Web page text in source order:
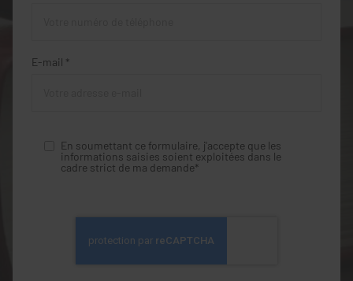
E-mail *
En soumettant ce formulaire, j'accepte que les
informations saisies soient exploitées dans le
cadre strict de ma demande*